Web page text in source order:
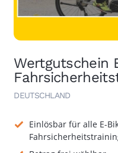
Wertgutschein
DEUTSCHLAND
Einlösbar für alle E-